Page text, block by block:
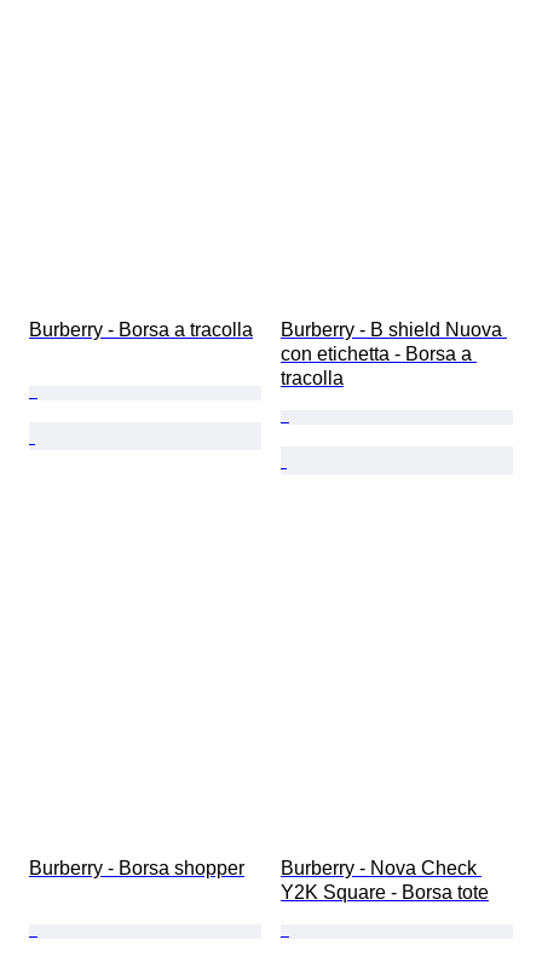
Burberry - Borsa a tracolla
Burberry - B shield Nuova
con etichetta - Borsa a
tracolla
Burberry - Borsa shopper
Burberry - Nova Check
Y2K Square - Borsa tote